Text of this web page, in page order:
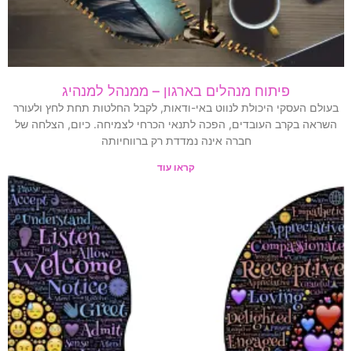
פיתוח מנהלים בארגון – ממנהל למנהיג
בעולם העסקי היכולת לנווט באי-ודאות, לקבל החלטות תחת לחץ ולעורר
השראה בקרב העובדים, הפכה לתנאי הכרחי לצמיחה. כיום, הצלחה של
חברה אינה נמדדת רק ברווחיותה
קראו עוד